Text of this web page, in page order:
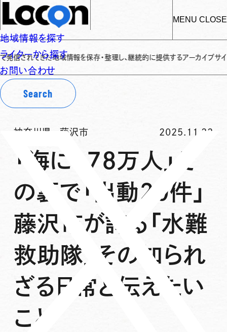
MENU CLOSE
地域情報を探す
ライターから探す
お問い合わせ
Search
域情報を保存・整理し、継続的に提供するアーカイブサイトです✌ 「
神奈川県 藤沢市 2025.11.22
「海に178万人」そ
の裏で「出動20件」
藤沢市が誇る「水難
救助隊」その知られ
ざる日常と伝えたい
こと